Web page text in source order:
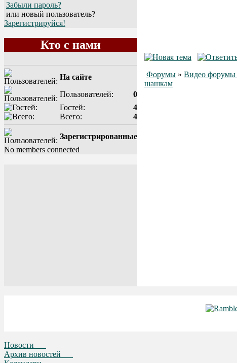
Забыли пароль?
или новый пользователь?
Зарегистрируйся!
Кто с нами
На сайте
Пользователей:
0
Гостей:
4
Всего:
4
Зарегистрированные
No members connected
Форумы » Видео
шашкам
Новости
Архив новостей